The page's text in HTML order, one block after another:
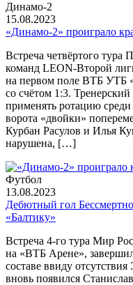
Динамо-2
15.08.2023
«Динамо-2» проиграло
Встреча четвёртого тура
команд LEON-Второй
на первом поле ВТБ УТБ
со счётом 1:3.
применять ротацию среди
ворота «двойки»
Курбан Расулов и Илья
нарушена, […]
Футбол
13.08.2023
Дебютный гол
«Балтику»
Встреча 4-го тура Мир
на «ВТБ Арене»,
составе ввиду
вновь появился